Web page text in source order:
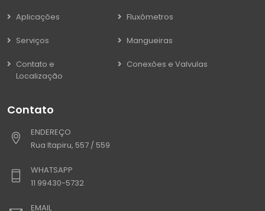
Aplicações
Serviços
Contato e
Localização
Fluxômetros
Mangueiras
Conexões e Valvulas
Contato
ENDEREÇO
Rua Itapiru, 557 / 559
WHATSAPP
11 99430-5732
EMAIL